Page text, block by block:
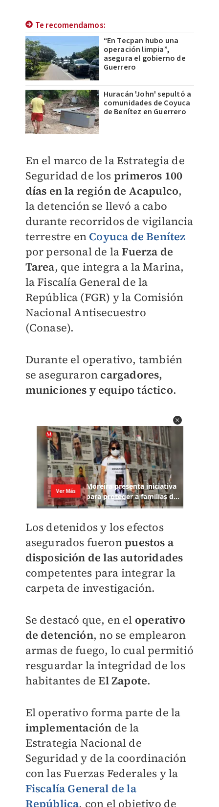
Te recomendamos:
“En Tecpan hubo una
operación limpia”,
asegura el gobierno de
Guerrero
Huracán 'John' sepultó a
comunidades de Coyuca
de Benítez en Guerrero
En el marco de la Estrategia de
Seguridad de los primeros 100
días en la región de Acapulco,
la detención se llevó a cabo
durante recorridos de vigilancia
terrestre en Coyuca de Benítez
por personal de laFuerza de
Tarea, que integra a la Marina,
la Fiscalía General de la
República (FGR) y la Comisión
Nacional Antisecuestro
(Conase).
Durante el operativo, también
se aseguraron cargadores,
municiones y equipo táctico.
Los detenidos y los efectos
asegurados fueronpuestos a
disposición de las autoridades
competentes para integrar la
carpeta de investigación.
Se destacó que, en el operativo
de detención, no se emplearon
armas de fuego, lo cual permitió
resguardar la integridad de los
habitantes de El Zapote.
El operativo forma parte de la
implementación de la
Estrategia Nacional de
Seguridad y de la coordinación
con las Fuerzas Federales y la
Fiscalía General de la
República, con el objetivo de